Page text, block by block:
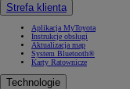
Strefa klienta
Aplikacja MyToyota
Instrukcje obsługi
Aktualizacja map
System Bluetooth®
Karty Ratownicze
Technologie